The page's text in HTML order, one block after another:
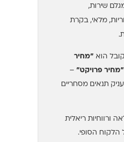
שירות,
מלאי, בקרת
הוא "מחיר
"מחיר פרויקט" –
תנאים מסחריים
ורווחיות ריאלית
הלקוח הסופי.